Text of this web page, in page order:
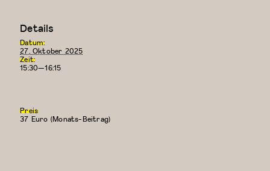
Details
Datum:
27. Oktober 2025
Zeit:
15:30—16:15
Preis
37 Euro (Monats-Beitrag)